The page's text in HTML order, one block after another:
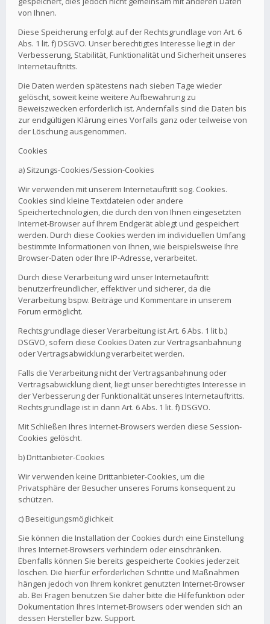
von Ihnen.
Diese Speicherung erfolgt auf der Rechtsgrundlage von Art. 6
Abs. 1 lit. f) DSGVO. Unser berechtigtes Interesse liegt in der
Verbesserung, Stabilität, Funktionalität und Sicherheit unseres
Internetauftritts.
Die Daten werden spätestens nach sieben Tage wieder
gelöscht, soweit keine weitere Aufbewahrung zu
Beweiszwecken erforderlich ist. Andernfalls sind die Daten bis
zur endgültigen Klärung eines Vorfalls ganz oder teilweise von
der Löschung ausgenommen.
Cookies
a) Sitzungs-Cookies/Session-Cookies
Wir verwenden mit unserem Internetauftritt sog. Cookies.
Cookies sind kleine Textdateien oder andere
Speichertechnologien, die durch den von Ihnen eingesetzten
Internet-Browser auf Ihrem Endgerät ablegt und gespeichert
werden. Durch diese Cookies werden im individuellen Umfang
bestimmte Informationen von Ihnen, wie beispielsweise Ihre
Browser-Daten oder Ihre IP-Adresse, verarbeitet.
Durch diese Verarbeitung wird unser Internetauftritt
benutzerfreundlicher, effektiver und sicherer, da die
Verarbeitung bspw. Beiträge und Kommentare in unserem
Forum ermöglicht.
Rechtsgrundlage dieser Verarbeitung ist Art. 6 Abs. 1 lit b.)
DSGVO, sofern diese Cookies Daten zur Vertragsanbahnung
oder Vertragsabwicklung verarbeitet werden.
Falls die Verarbeitung nicht der Vertragsanbahnung oder
Vertragsabwicklung dient, liegt unser berechtigtes Interesse in
der Verbesserung der Funktionalität unseres Internetauftritts.
Rechtsgrundlage ist in dann Art. 6 Abs. 1 lit. f) DSGVO.
Mit Schließen Ihres Internet-Browsers werden diese Session-
Cookies gelöscht.
b) Drittanbieter-Cookies
Wir verwenden keine Drittanbieter-Cookies, um die
Privatsphäre der Besucher unseres Forums konsequent zu
schützen.
c) Beseitigungsmöglichkeit
Sie können die Installation der Cookies durch eine Einstellung
Ihres Internet-Browsers verhindern oder einschränken.
Ebenfalls können Sie bereits gespeicherte Cookies jederzeit
löschen. Die hierfür erforderlichen Schritte und Maßnahmen
hängen jedoch von Ihrem konkret genutzten Internet-Browser
ab. Bei Fragen benutzen Sie daher bitte die Hilfefunktion oder
Dokumentation Ihres Internet-Browsers oder wenden sich an
dessen Hersteller bzw. Support.